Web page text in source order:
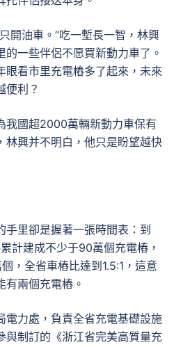
開油車。”吃一塹長一智，林興
一些伴侶不愿買新動力車了。
眼看市里充電樁多了起來，未來
便利？
我國超2000萬輛新動力車保有
林興并不明白，他只是盼望越快
里卻是握著一張時間表：到
計建成不少于90萬個充電樁，
，全省車樁比達到1.5:1，這意
有兩個充電樁。
電力處，負責全省充電基礎設施
與制訂的《浙江省完美高質量充